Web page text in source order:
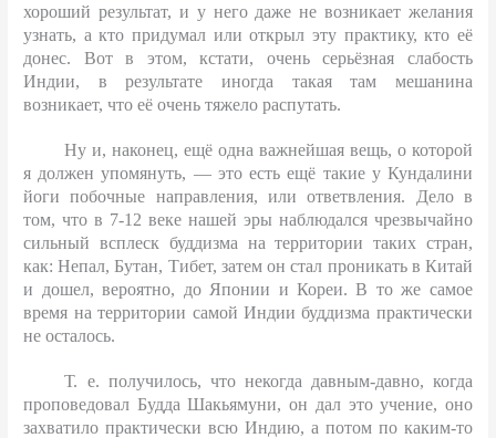
хороший результат, и у него даже не возникает желания
узнать, а кто придумал или открыл эту практику, кто её
донес. Вот в этом, кстати, очень серьёзная слабость
Индии, в результате иногда такая там мешанина
возникает, что её очень тяжело распутать.
Ну и, наконец, ещё одна важнейшая вещь, о которой
я должен упомянуть, — это есть ещё такие у Кундалини
йоги побочные направления, или ответвления. Дело в
том, что в 7-12 веке нашей эры наблюдался чрезвычайно
сильный всплеск буддизма на территории таких стран,
как: Непал, Бутан, Тибет, затем он стал проникать в Китай
и дошел, вероятно, до Японии и Кореи. В то же самое
время на территории самой Индии буддизма практически
не осталось.
Т. е. получилось, что некогда давным-давно, когда
проповедовал Будда Шакьямуни, он дал это учение, оно
захватило практически всю Индию, а потом по каким-то